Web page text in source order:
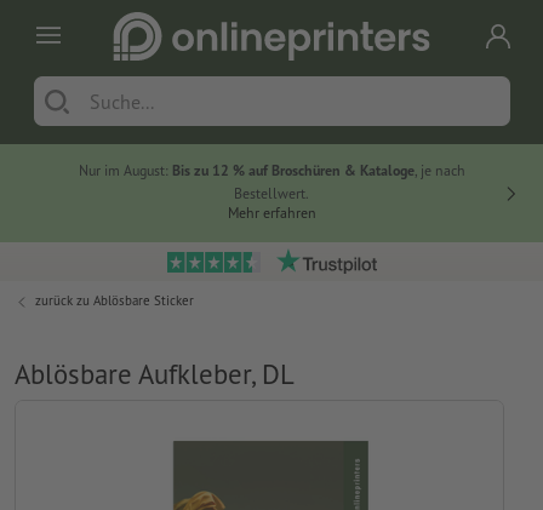
Nur im August: Bis zu 12 % auf Broschüren & Kataloge, je nach
Bestellwert.
Mehr erfahren
zurück zu Ablösbare Sticker
Ablösbare Aufkleber, DL